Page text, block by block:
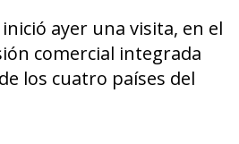
ayer una visita, en el
comercial integrada
los cuatro países del